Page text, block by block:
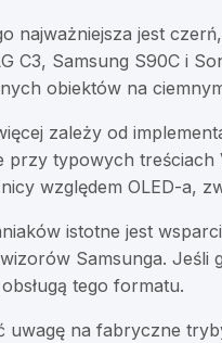
najważniejsza jest
C3, Samsung S90C i
obiektów na
zależy od
przy typowych
względem OLED-a,
istotne jest
Samsunga. Jeśli
tego formatu.
uwagę na fabryczne